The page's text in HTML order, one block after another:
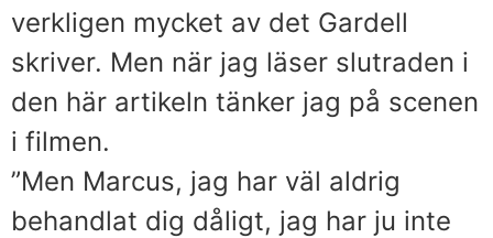
verkligen mycket av det Gardell
skriver. Men när jag läser slutraden i
den här artikeln tänker jag på scenen
i filmen.
”Men Marcus, jag har väl aldrig
behandlat dig dåligt, jag har ju inte